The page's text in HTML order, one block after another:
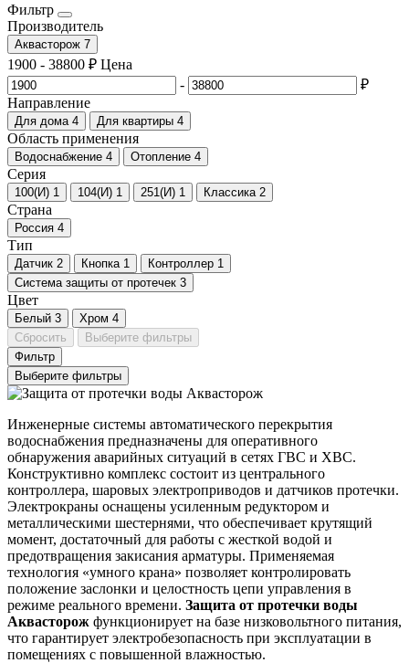
Фильтр
Производитель
Аквасторож 7
1900 - 38800 ₽ Цена
-
₽
Направление
Для дома 4 Для квартиры 4
Область применения
Водоснабжение 4 Отопление 4
Серия
100(И) 1 104(И) 1 251(И) 1 Классика 2
Страна
Россия 4
Тип
Датчик 2 Кнопка 1 Контроллер 1
Система защиты от протечек 3
Цвет
Белый 3 Хром 4
Сбросить
Выберите фильтры
Фильтр
Выберите фильтры
Инженерные системы автоматического перекрытия
водоснабжения предназначены для оперативного
обнаружения аварийных ситуаций в сетях ГВС и ХВС.
Конструктивно комплекс состоит из центрального
контроллера, шаровых электроприводов и датчиков протечки.
Электрокраны оснащены усиленным редуктором и
металлическими шестернями, что обеспечивает крутящий
момент, достаточный для работы с жесткой водой и
предотвращения закисания арматуры. Применяемая
технология «умного крана» позволяет контролировать
положение заслонки и целостность цепи управления в
режиме реального времени. Защита от протечки воды
Аквасторож функционирует на базе низковольтного питания,
что гарантирует электробезопасность при эксплуатации в
помещениях с повышенной влажностью.